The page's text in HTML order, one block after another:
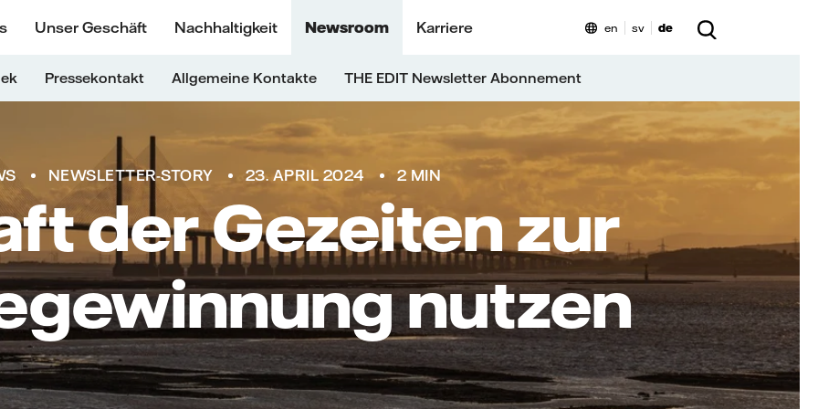
Unser Geschäft Nachhaltigkeit Newsroom Karriere
Pressekontakt Allgemeine Kontakte THE EDIT Newsletter Abonnement
en sv de
NEWSLETTER-STORY 23. APRIL 2024 2 MIN
der Gezeiten zur
nutzen